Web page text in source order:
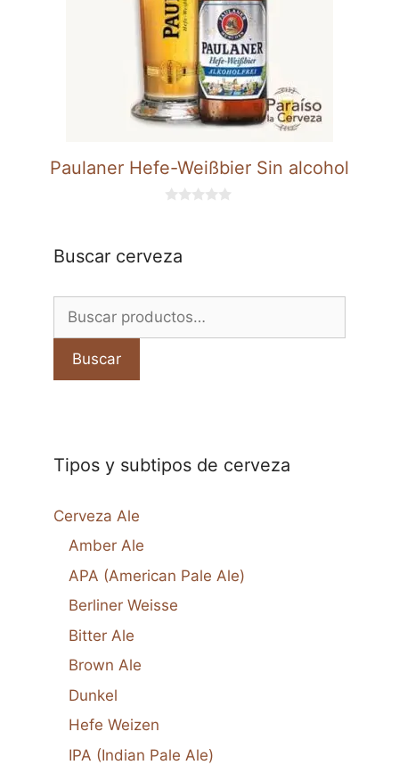
Paulaner Hefe-Weißbier Sin alcohol
5
Buscar cerveza
por:
Buscar
Tipos y subtipos de cerveza
Cerveza Ale
Amber Ale
APA (American Pale Ale)
Berliner Weisse
Bitter Ale
Brown Ale
Dunkel
Hefe Weizen
IPA (Indian Pale Ale)